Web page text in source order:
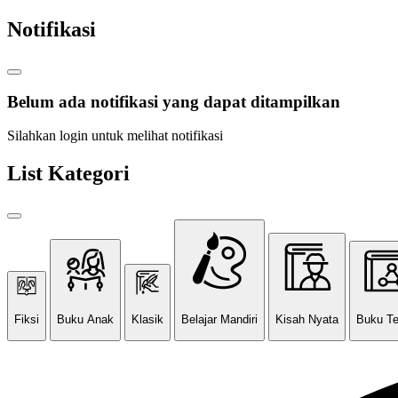
Notifikasi
Belum ada notifikasi yang dapat ditampilkan
Silahkan login untuk melihat notifikasi
List Kategori
Fiksi Buku Anak Klasik Belajar Mandiri Kisah Nyata Buku